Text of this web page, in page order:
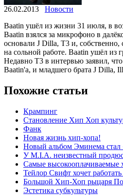
26.02.2013
Новости
Baatin ушёл из жизни 31 июля, в
Baatin взялся за микрофоно в
основали J Dilla, T3 и,
на сольной работе. Baatin ушёл из
Недавно T3 в интервью заявил,
Baatin'a, и младшего брата J Dilla,
Похожие статьи
Крампинг
Становление Хип Хоп
Фанк
Новая жизнь хип-хопа!
Новый альбом Эминема
У M.I.A. неизвестный
Самые высокооплачиваемые
Тейлор Свифт хочет
Большой Хип-Хоп рыцаря
Эстетика субкультуры